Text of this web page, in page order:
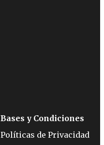
Bases y Condiciones
Políticas de Privacidad